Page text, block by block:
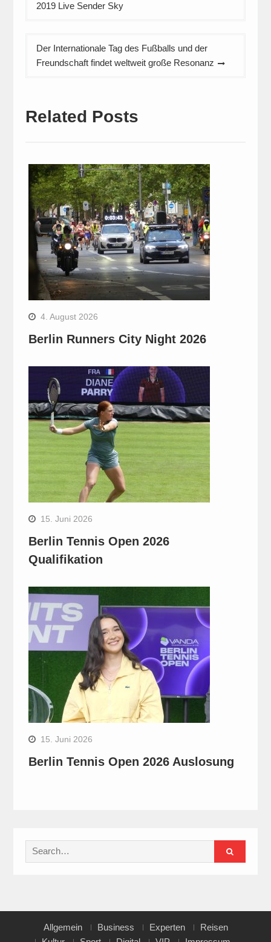
2019 Live Sender Sky
Der Internationale Tag des Fußballs und der
Freundschaft findet weltweit große Resonanz
Related Posts
4. August 2026
Berlin Runners City Night 2026
15. Juni 2026
Berlin Tennis Open 2026
Qualifikation
15. Juni 2026
Berlin Tennis Open 2026 Auslosung
Search
for:
Allgemein Business Experten
Reisen